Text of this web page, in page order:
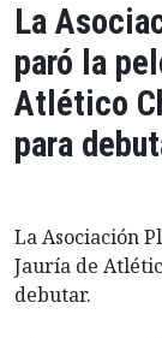
La
paró la
Atlético
para
La Asociación
Jauría de
debutar.